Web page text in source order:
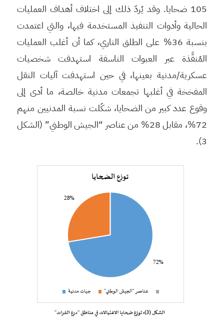
105 ضحايا. وقد يُردّ ذلك إلى اختلاف أهداف العمليات
الحالية وأدوات التنفيذ المستخدمة فيها، والتي اعتمدت
بنسبة 36% على الطلق الناري، كما أن أغلب العمليات
المُنفَّذة عبر العبوات الناسفة استهدفت شخصيات
عسكرية/مدنية بعينها، في حين استهدفت آليات النقل
المفخخة في أغلبها تجمعات مدنية خالصة، ما أدى إلى
وقوع عدد كبير من الضحايا، شكّلت نسبة المدنيين منهم
72%، مقابل 28% من عناصر “الجيش الوطني” (الشكل
3).